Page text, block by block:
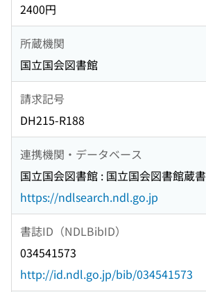
2400円
所蔵機関
国立国会図書館
請求記号
DH215-R188
連携機関・データベース
国立国会図書館 : 国立国会図書館蔵書
https://ndlsearch.ndl.go.jp
書誌ID（NDLBibID）
034541573
http://id.ndl.go.jp/bib/034541573